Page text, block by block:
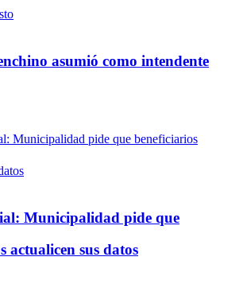
asumió como intendente
Municipalidad pide que
actualicen sus datos